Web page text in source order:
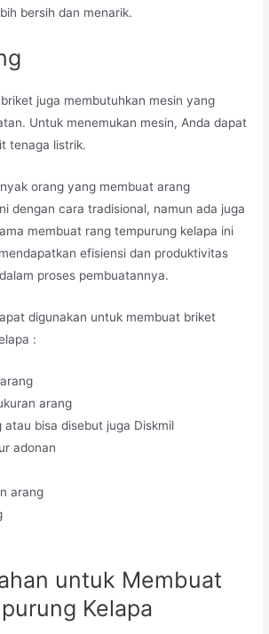
bersih dan menarik.
juga membutuhkan mesin yang
Untuk menemukan mesin, Anda dapat
tenaga listrik.
orang yang membuat arang
dengan cara tradisional, namun ada juga
membuat rang tempurung kelapa ini
efisiensi dan produktivitas
proses pembuatannya.
digunakan untuk membuat briket
:
arang
atau bisa disebut juga Diskmil
adonan
arang
untuk Membuat
Kelapa